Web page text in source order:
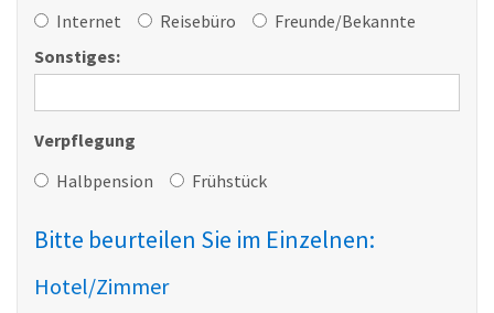
Internet
Reisebüro
Freunde/Bekannte
Sonstiges:
Verpflegung
Halbpension
Frühstück
Bitte beurteilen Sie im Einzelnen:
Hotel/Zimmer